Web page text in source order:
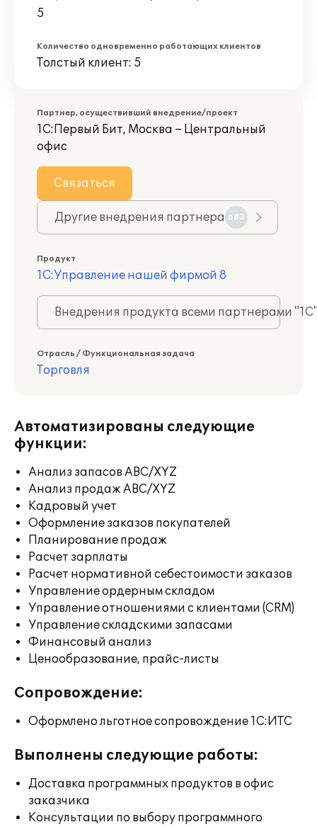
5
Количество одновременно работающих клиентов
Толстый клиент: 5
Партнер, осуществивший внедрение/проект
1С:Первый Бит, Москва – Центральный
офис
Связаться
Другие внедрения партнера 683
Продукт
1С:Управление нашей фирмой 8
Внедрения продукта всеми партнерами
Отрасль / Функциональная задача
Торговля
Автоматизированы следующие
функции:
Анализ запасов ABC/XYZ
Анализ продаж ABC/XYZ
Кадровый учет
Оформление заказов покупателей
Планирование продаж
Расчет зарплаты
Расчет нормативной себестоимости заказов
Управление ордерным складом
Управление отношениями с клиентами (CRM)
Управление складскими запасами
Финансовый анализ
Ценообразование, прайс-листы
Сопровождение:
Оформлено льготное сопровождение 1С:ИТС
Выполнены следующие работы:
Доставка программных продуктов в офис
заказчика
Консультации по выбору программного